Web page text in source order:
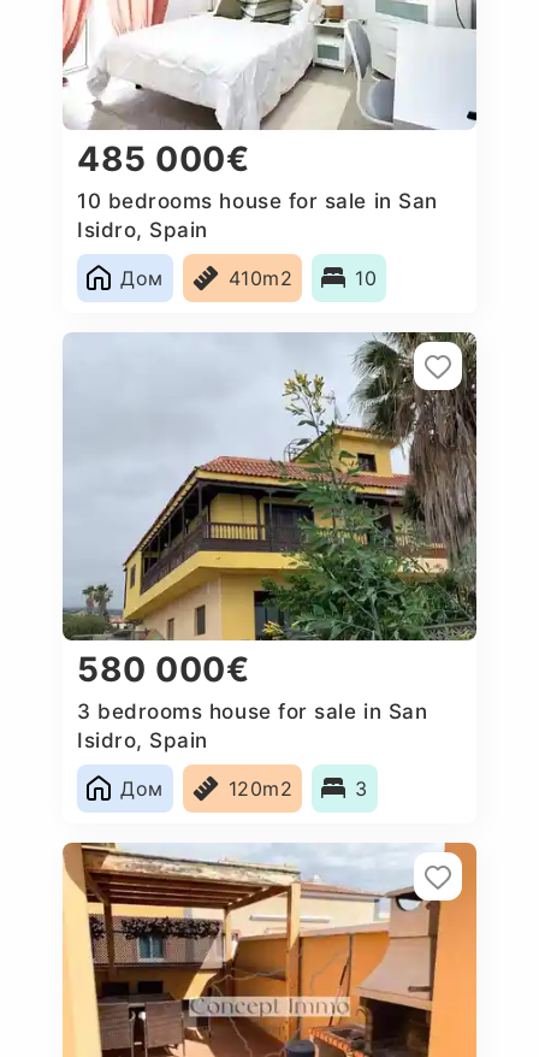
485 000€
10 bedrooms house for sale in San
Isidro, Spain
Дом
410m2 10
580 000€
3 bedrooms house for sale in San
Isidro, Spain
Дом
120m2 3